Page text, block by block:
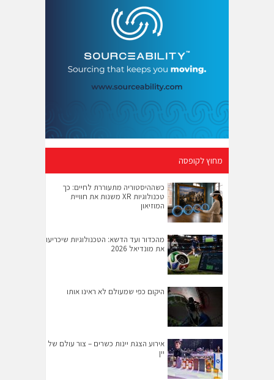
מחוץ לקופסה
כשההיסטוריה מתעוררת לחיים: כך
טכנולוגיות XR משנות את חוויית
המוזיאון
מהכדור ועד הדשא: הטכנולוגיות שיכריעו
את מונדיאל 2026
היקום כפי שמעולם לא ראינו אותו
אירוע הצגת יינות כשרים – צור עולם של
יין